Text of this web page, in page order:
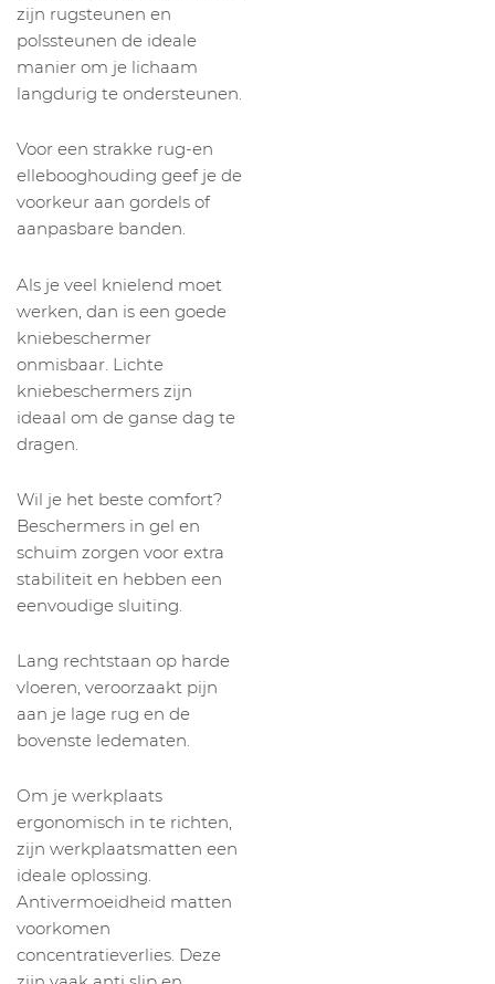
zijn rugsteunen en
polssteunen de ideale
manier om je lichaam
langdurig te ondersteunen.
Voor een strakke rug-en
ellebooghouding geef je de
voorkeur aan gordels of
aanpasbare banden.
Als je veel knielend moet
werken, dan is een goede
kniebeschermer
onmisbaar. Lichte
kniebeschermers zijn
ideaal om de ganse dag te
dragen.
Wil je het beste comfort?
Beschermers in gel en
schuim zorgen voor extra
stabiliteit en hebben een
eenvoudige sluiting.
Lang rechtstaan op harde
vloeren, veroorzaakt pijn
aan je lage rug en de
bovenste ledematen.
Om je werkplaats
ergonomisch in te richten,
zijn werkplaatsmatten een
ideale oplossing.
Antivermoeidheid matten
voorkomen
concentratieverlies. Deze